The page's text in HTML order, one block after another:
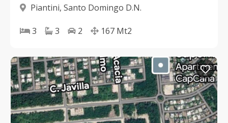
Piantini, Santo Domingo D.N.
3 3 2 167 Mt2